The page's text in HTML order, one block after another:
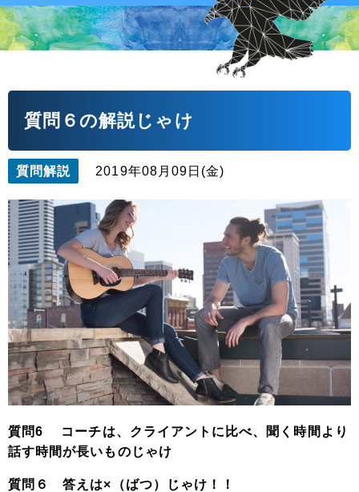
質問６の解説じゃけ
質問解説 2019年08月09日(金)
質問6 コーチは、クライアントに比べ、聞く時間より
話す時間が長いものじゃけ
質問６ 答えは×（ばつ）じゃけ！！